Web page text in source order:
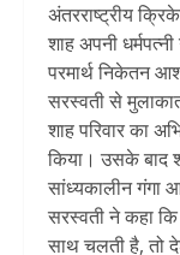
अंतरराष्ट्रीय
शाह अपनी
परमार्थ निकेतन
सरस्वती से
शाह परिवार का
किया। उसके बाद
सांध्यकालीन गंगा
सरस्वती ने कहा
साथ चलती है, तो